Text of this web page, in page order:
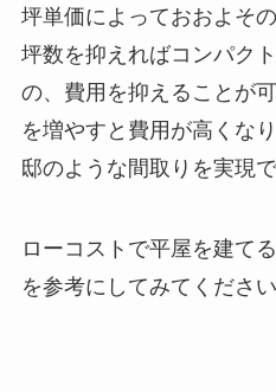
坪単価によっておおよそ
坪数を抑えればコンパク
の、費用を抑えることが
を増やすと費用が高くな
邸のような間取りを実現で
ローコストで平屋を建て
を参考にしてみてください